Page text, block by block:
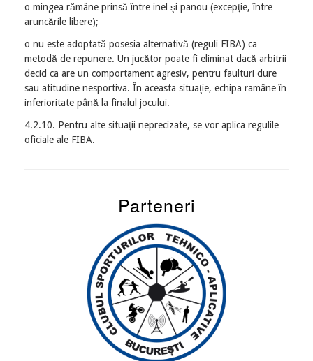
o mingea rămâne prinsă între inel şi panou (excepţie, între
aruncările libere);
o nu este adoptată posesia alternativă (reguli FIBA) ca
metodă de repunere. Un jucător poate fi eliminat dacă arbitrii
decid ca are un comportament agresiv, pentru faulturi dure
sau atitudine nesportiva. În aceasta situaţie, echipa ramâne în
inferioritate până la finalul jocului.
4.2.10. Pentru alte situaţii neprecizate, se vor aplica regulile
oficiale ale FIBA.
Parteneri